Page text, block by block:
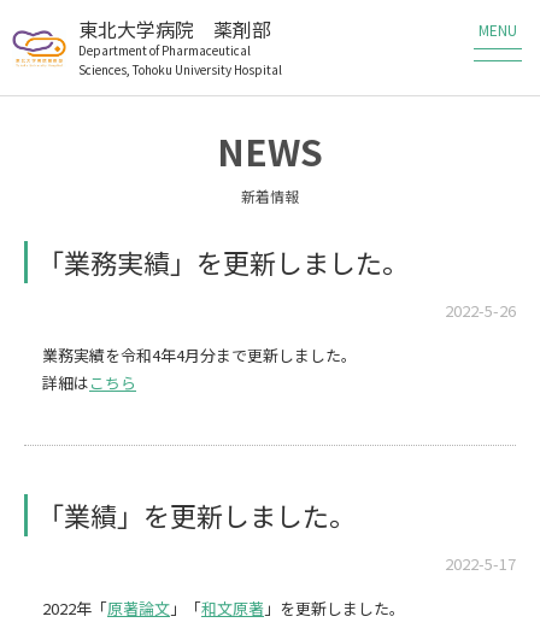
東北大学病院 薬剤部
Department of Pharmaceutical
Sciences, Tohoku University Hospital
メンバー
患者さんへ
情報の取扱いについて
NEWS
新着情報
「業務実績」を更新しました。
2022-5-26
業務実績を令和4年4月分まで更新しました。
詳細はこちら
「業績」を更新しました。
2022-5-17
2022年「原著論文 」「和文原著 」を更新しました。